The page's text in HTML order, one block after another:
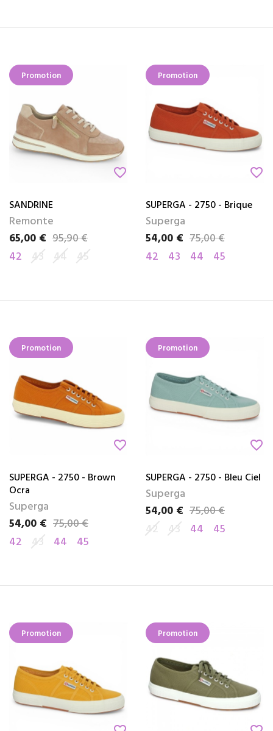
Promotion
favorite_border
SANDRINE
Remonte
Prix
65,00 €
Prix de base95,90 €
42 43 44 45
Promotion
favorite_border
SUPERGA - 2750 - Brique
Superga
Prix
54,00 €
Prix de base75,00 €
42
43 44 45
Promotion
favorite_border
SUPERGA - 2750 - Brown
Ocra
Superga
Prix
54,00 €
Prix de base75,00 €
42 43 44 45
Promotion
favorite_border
SUPERGA - 2750 - Bleu Ciel
Superga
Prix
54,00 €
Prix de base75,00 €
42 43 44 45
Promotion Promotion